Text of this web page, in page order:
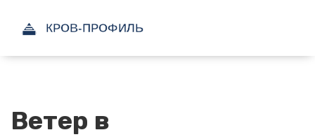
Ветер в